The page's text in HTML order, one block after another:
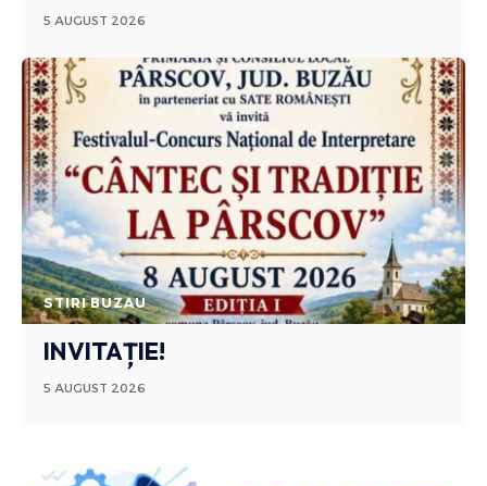
5 AUGUST 2026
STIRI BUZAU
INVITAȚIE!
5 AUGUST 2026